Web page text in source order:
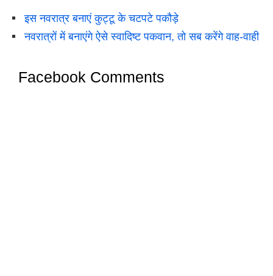
इस नवरात्र बनाएं कुट्टू के चटपटे पकौड़े
नवरात्रों में बनाएंगे ऐसे स्वादिष्ट पकवान, तो सब करेंगे वाह-वाही
Facebook Comments